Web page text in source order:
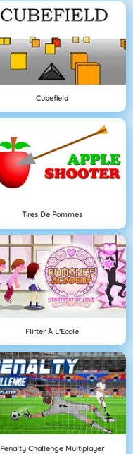
Cubefield
Tires De Pommes
Flirter À L'Ecole
Penalty Challenge Multiplayer